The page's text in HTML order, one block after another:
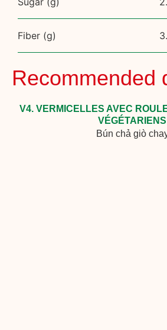
Fiber (g)
Recommended
V4. VERMICELLES AVEC
VÉGÉTARIENS
Bún chả giò